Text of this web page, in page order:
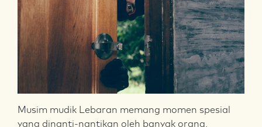
Musim mudik Lebaran memang momen spesial
yang dinanti-nantikan oleh banyak orang.